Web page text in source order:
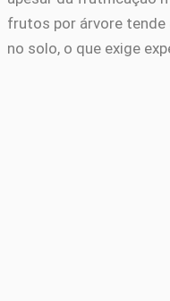
frutos por árvore tende
no solo, o que exige